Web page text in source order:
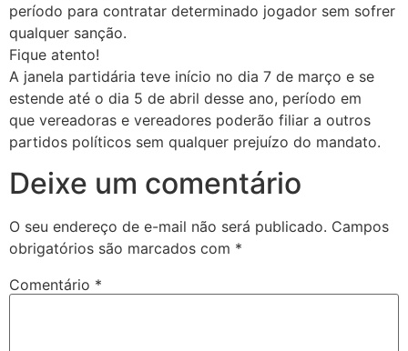
período para contratar determinado jogador sem sofrer
qualquer sanção.
Fique atento!
A janela partidária teve início no dia 7 de março e se
estende até o dia 5 de abril desse ano, período em
que vereadoras e vereadores poderão filiar a outros
partidos políticos sem qualquer prejuízo do mandato.
Deixe um comentário
O seu endereço de e-mail não será publicado. Campos
obrigatórios são marcados com *
Comentário *